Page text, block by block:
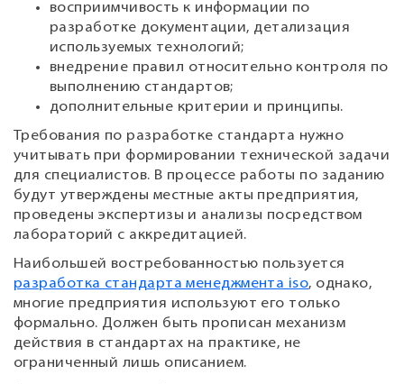
восприимчивость к информации по
разработке документации, детализация
используемых технологий;
внедрение правил относительно контроля по
выполнению стандартов;
дополнительные критерии и принципы.
Требования по разработке стандарта нужно
учитывать при формировании технической задачи
для специалистов. В процессе работы по заданию
будут утверждены местные акты предприятия,
проведены экспертизы и анализы посредством
лабораторий с аккредитацией.
Наибольшей востребованностью пользуется
разработка стандарта менеджмента iso, однако,
многие предприятия используют его только
формально. Должен быть прописан механизм
действия в стандартах на практике, не
ограниченный лишь описанием.